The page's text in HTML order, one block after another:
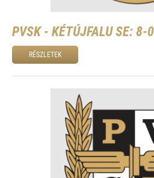
PVSK - KÉTÚJFALU SE: 8-
RÉSZLETEK